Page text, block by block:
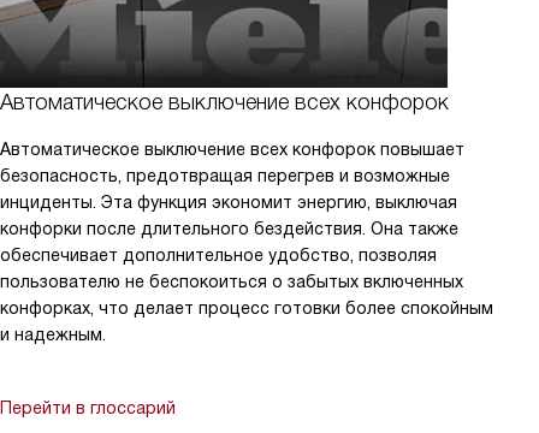
Автоматическое выключение всех конфорок
Автоматическое выключение всех конфорок повышает
безопасность, предотвращая перегрев и возможные
инциденты. Эта функция экономит энергию, выключая
конфорки после длительного бездействия. Она также
обеспечивает дополнительное удобство, позволяя
пользователю не беспокоиться о забытых включенных
конфорках, что делает процесс готовки более спокойным
и надежным.
Перейти в глоссарий